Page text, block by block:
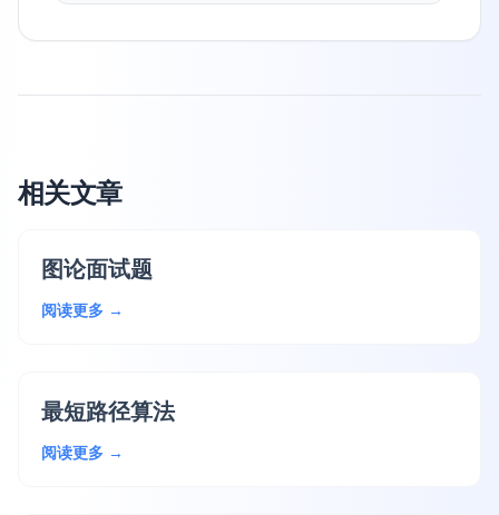
相关文章
图论面试题
阅读更多 →
最短路径算法
阅读更多 →